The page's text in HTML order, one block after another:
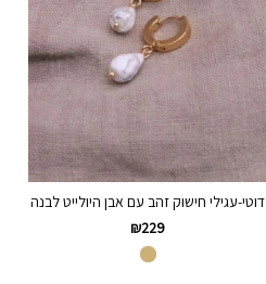
דוטי-עגילי חישוק זהב עם אבן היולייט לבנה
₪229